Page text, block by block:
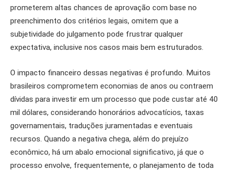
prometerem altas chances de aprovação com base no
preenchimento dos critérios legais, omitem que a
subjetividade do julgamento pode frustrar qualquer
expectativa, inclusive nos casos mais bem estruturados.
O impacto financeiro dessas negativas é profundo. Muitos
brasileiros comprometem economias de anos ou contraem
dívidas para investir em um processo que pode custar até 40
mil dólares, considerando honorários advocatícios, taxas
governamentais, traduções juramentadas e eventuais
recursos. Quando a negativa chega, além do prejuízo
econômico, há um abalo emocional significativo, já que o
processo envolve, frequentemente, o planejamento de toda